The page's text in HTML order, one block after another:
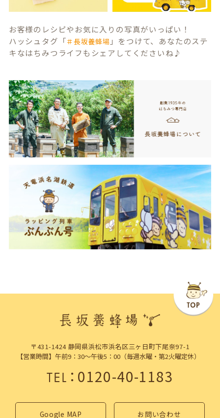
お客様のレシピやお気に入りの写真がいっぱい！
ハッシュタグ「＃長坂養蜂場 」をつけて、あなたのステ
キなはちみつライフもシェアしてくださいね♪
〒431-1424 静岡県浜松市浜名区三ヶ日町下尾奈97-1
【営業時間】午前9：30～午後5：00（毎週水曜・第2火曜定休）
TEL：0120-40-1183
Google MAP お問い合わせ